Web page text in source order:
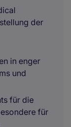
der
in enger
und
für die
für